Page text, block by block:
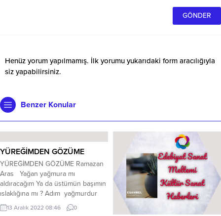
Henüz yorum yapılmamış. İlk yorumu yukarıdaki form aracılığıyla
siz yapabilirsiniz.
Benzer Konular
YÜREĞİMDEN GÖZÜME
YÜREĞİMDEN GÖZÜME Ramazan
Aras Yağan yağmura mı
aldıracağım Ya da üstümün başımın
ıslaklığına mı ? Adım yağmurdur
benim.. Soyadımsa gözyaşım.. Ben
yağıyorum. Yüreğimden gözüme
13 Aralık 2022 08:46 0